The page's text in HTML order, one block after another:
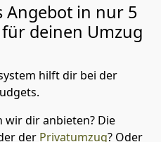
Angebot in nur 5
deinen Umzug
hilft dir bei der
wir dir anbieten? Die
der Privatumzug? Oder